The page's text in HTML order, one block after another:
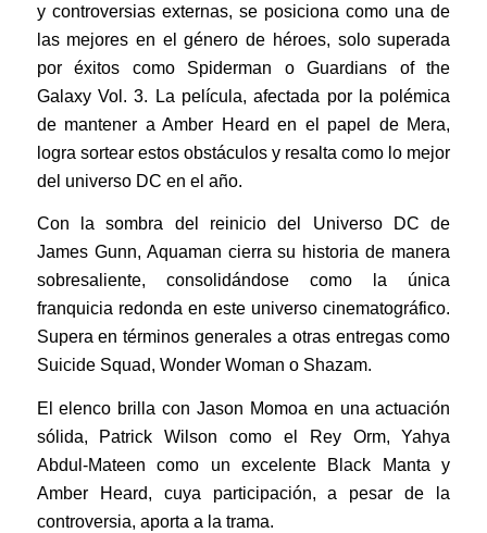
y controversias externas, se posiciona como una de
las mejores en el género de héroes, solo superada
por éxitos como Spiderman o Guardians of the
Galaxy Vol. 3. La película, afectada por la polémica
de mantener a Amber Heard en el papel de Mera,
logra sortear estos obstáculos y resalta como lo mejor
del universo DC en el año.
Con la sombra del reinicio del Universo DC de
James Gunn, Aquaman cierra su historia de manera
sobresaliente, consolidándose como la única
franquicia redonda en este universo cinematográfico.
Supera en términos generales a otras entregas como
Suicide Squad, Wonder Woman o Shazam.
El elenco brilla con Jason Momoa en una actuación
sólida, Patrick Wilson como el Rey Orm, Yahya
Abdul-Mateen como un excelente Black Manta y
Amber Heard, cuya participación, a pesar de la
controversia, aporta a la trama.